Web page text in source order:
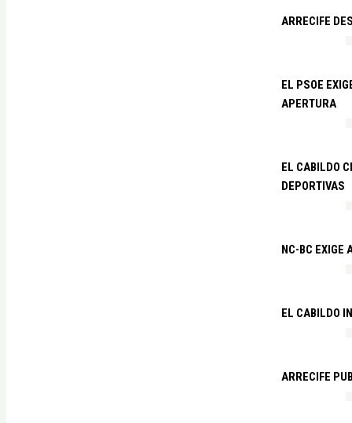
ARRECIFE
EL PSOE
APERTURA
EL CABILDO
DEPORTIVAS
NC-BC EXIGE
EL CABILDO
ARRECIFE